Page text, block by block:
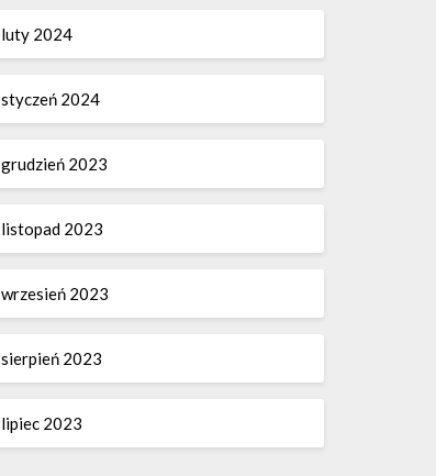
luty 2024
styczeń 2024
grudzień 2023
listopad 2023
wrzesień 2023
sierpień 2023
lipiec 2023